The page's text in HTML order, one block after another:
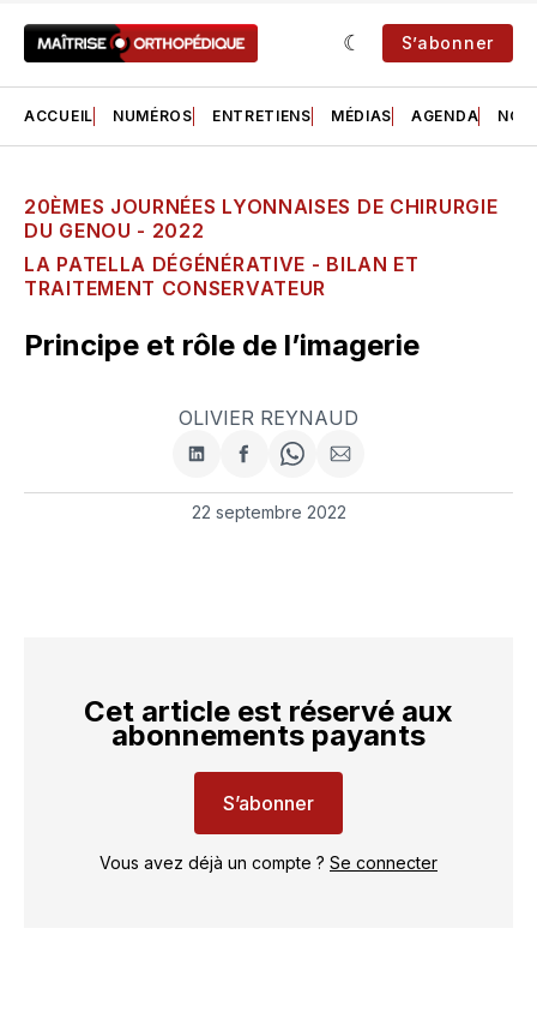
S’abonner
ACCUEIL NUMÉROS ENTRETIENS MÉDIAS AGENDA NOS
20ÈMES JOURNÉES LYONNAISES DE CHIRURGIE
DU GENOU - 2022
LA PATELLA DÉGÉNÉRATIVE - BILAN ET
TRAITEMENT CONSERVATEUR
Principe et rôle de l’imagerie
OLIVIER REYNAUD
Partager
sur
LinkedIn
Partager
sur
Facebook
Share
on
WhatsApp
Partager
par
courriel
22 septembre 2022
Cet article est réservé aux
abonnements payants
S’abonner
Vous avez déjà un compte ? Se connecter